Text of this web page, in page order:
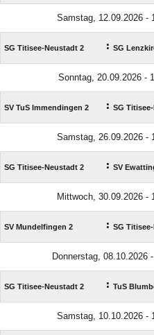
Samstag, 12.09.2026 -
SG Titisee-Neustadt 2 : SG
Sonntag, 20.09.2026 -
SV TuS Immendingen 2 : SG
Samstag, 26.09.2026 -
SG Titisee-Neustadt 2 : SV
Mittwoch, 30.09.2026 -
SV Mundelfingen 2 : SG
Donnerstag, 08.10.2026
SG Titisee-Neustadt 2 : TuS
Samstag, 10.10.2026 -